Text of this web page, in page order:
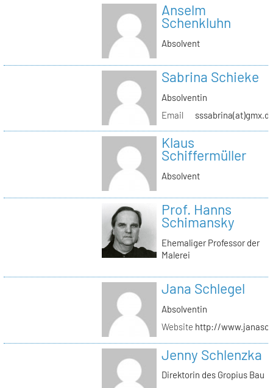
Anselm
Schenkluhn
Absolvent
Sabrina Schieke
Absolventin
Email
Klaus
Schiffermüller
Absolvent
Prof. Hanns
Schimansky
Ehemaliger Professor der
Malerei
Jana Schlegel
Absolventin
Website http://
Jenny Schlenzka
Direktorin des Gropius Bau